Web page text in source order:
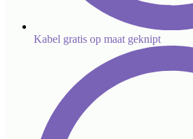
Kabel gratis op maat geknipt